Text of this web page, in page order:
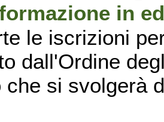
in
le iscrizioni
dall'Ordine
che si svolgerà